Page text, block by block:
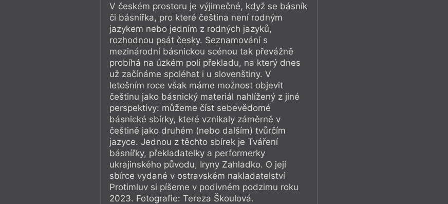
V českém prostoru je výjimečné, když se básník
či básnířka, pro které čeština není rodným
jazykem nebo jedním z rodných jazyků,
rozhodnou psát česky. Seznamování s
mezinárodní básnickou scénou tak převážně
probíhá na úzkém poli překladu, na který dnes
už začínáme spoléhat i u slovenštiny. V
letošním roce však máme možnost objevit
češtinu jako básnický materiál nahlížený z jiné
perspektivy: můžeme číst sebevědomé
básnické sbírky, které vznikaly záměrně v
češtině jako druhém (nebo dalším) tvůrčím
jazyce. Jednou z těchto sbírek je Tváření
básnířky, překladatelky a performerky
ukrajinského původu, Iryny Zahladko. O její
sbírce vydané v ostravském nakladatelství
Protimluv si píšeme v podivném podzimu roku
2023. Fotografie: Tereza Škoulová.